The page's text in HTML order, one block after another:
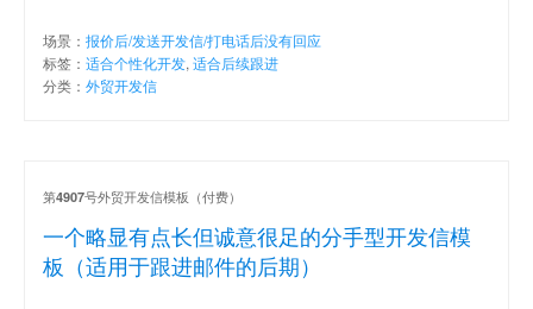
场景： 报价后/发送开发信/打电话后没有回应
标签： 适合个性化开发, 适合后续跟进
分类： 外贸开发信
一个略显有点长但诚意很足的分手型开发信模
板（适用于跟进邮件的后期）
第4907号外贸开发信模板（付费）